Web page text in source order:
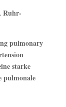
Ruhr-
pulmonary
starke
pulmonale